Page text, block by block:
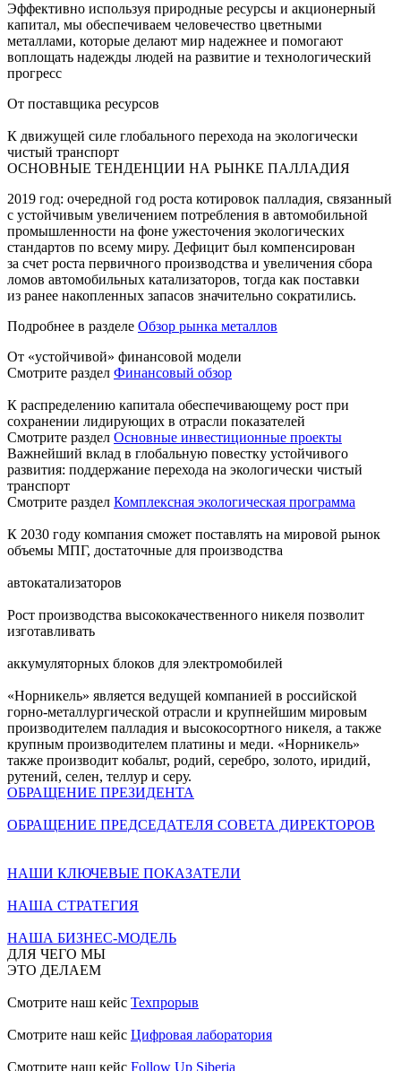
Эффективно используя природные ресурсы и акционерный
капитал, мы обеспечиваем человечество цветными
металлами, которые делают мир надежнее и помогают
воплощать надежды людей на развитие и технологический
прогресс
От поставщика ресурсов
К движущей силе глобального перехода на экологически
чистый транспорт
ОСНОВНЫЕ ТЕНДЕНЦИИ НА РЫНКЕ ПАЛЛАДИЯ
2019 год: очередной год роста котировок палладия, связанный
с устойчивым увеличением потребления в автомобильной
промышленности на фоне ужесточения экологических
стандартов по всему миру. Дефицит был компенсирован
за счет роста первичного производства и увеличения сбора
ломов автомобильных катализаторов, тогда как поставки
из ранее накопленных запасов значительно сократились.
Подробнее в разделе Обзор рынка металлов
От «устойчивой» финансовой модели
Смотрите раздел Финансовый обзор
К распределению капитала обеспечивающему рост при
сохранении лидирующих в отрасли показателей
Смотрите раздел Основные инвестиционные проекты
Важнейший вклад в глобальную повестку устойчивого
развития: поддержание перехода на экологически чистый
транспорт
Смотрите раздел Комплексная экологическая программа
К 2030 году компания сможет поставлять на мировой рынок
объемы МПГ, достаточные для производства
автокатализаторов
Рост производства высококачественного никеля позволит
изготавливать
аккумуляторных блоков для электромобилей
«Норникель» является ведущей компанией в российской
горно-металлургической отрасли и крупнейшим мировым
производителем палладия и высокосортного никеля, а также
крупным производителем платины и меди. «Норникель»
также производит кобальт, родий, серебро, золото, иридий,
рутений, селен, теллур и серу.
ОБРАЩЕНИЕ ПРЕЗИДЕНТА
ОБРАЩЕНИЕ ПРЕДСЕДАТЕЛЯ СОВЕТА ДИРЕКТОРОВ
НАШИ КЛЮЧЕВЫЕ ПОКАЗАТЕЛИ
НАША СТРАТЕГИЯ
НАША БИЗНЕС-МОДЕЛЬ
ДЛЯ ЧЕГО МЫ
ЭТО ДЕЛАЕМ
Смотрите наш кейс Техпрорыв
Смотрите наш кейс Цифровая лаборатория
Смотрите наш кейс Follow Up Siberia